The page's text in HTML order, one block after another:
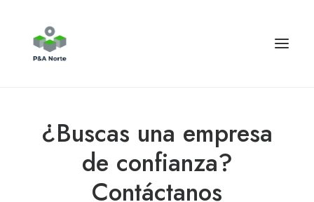
¿Buscas una empresa
de confianza?
Contáctanos